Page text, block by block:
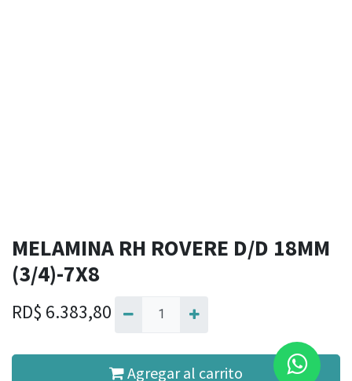
MELAMINA RH ROVERE D/D 18MM
(3/4)-7X8
RD$ 6.383,80
Agregar al carrito